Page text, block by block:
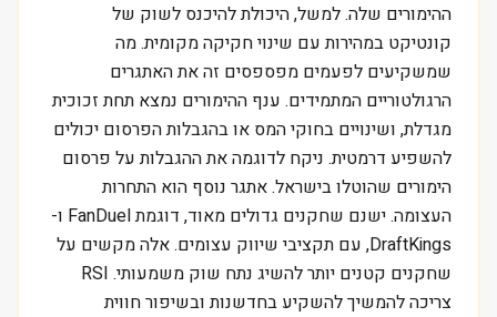
ההימורים שלה. למשל, היכולת להיכנס לשוק של
קונטיקט במהירות עם שינוי חקיקה מקומית. מה
שמשקיעים לפעמים מפספסים זה את האתגרים
הרגולטוריים המתמידים. ענף ההימורים נמצא תחת זכוכית
מגדלת, ושינויים בחוקי המס או בהגבלות הפרסום יכולים
להשפיע דרמטית. ניקח לדוגמה את ההגבלות על פרסום
הימורים שהוטלו בישראל. אתגר נוסף הוא התחרות
העצומה. ישנם שחקנים גדולים מאוד, דוגמת FanDuel ו-
DraftKings, עם תקציבי שיווק עצומים. אלה מקשים על
שחקנים קטנים יותר להשיג נתח שוק משמעותי. RSI
צריכה להמשיך להשקיע בחדשנות ובשיפור חווית